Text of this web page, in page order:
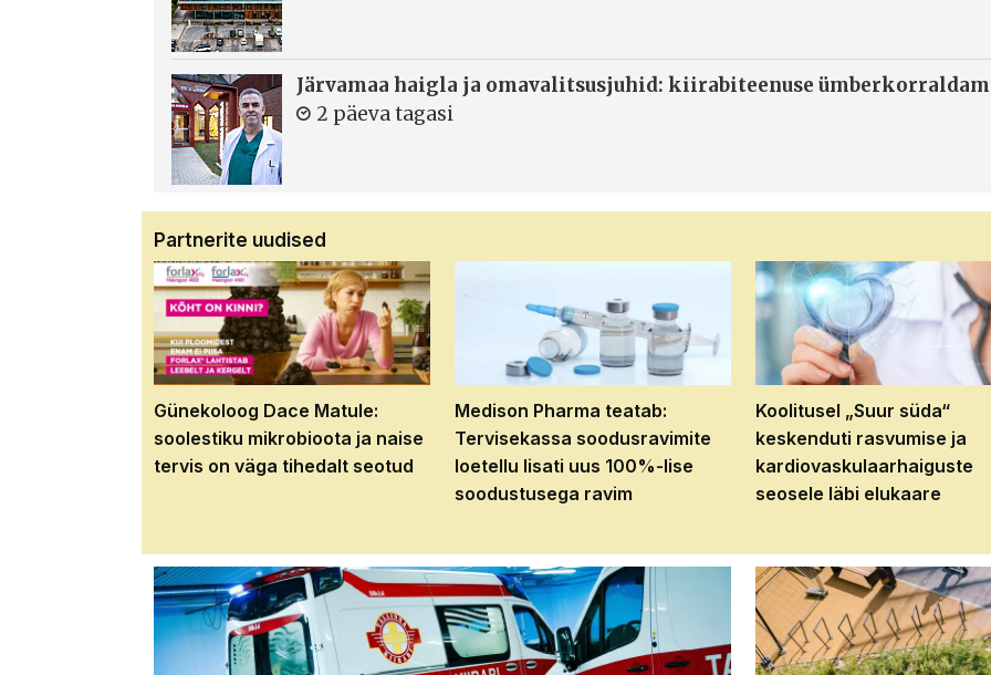
Järvamaa haigla ja omavalitsusjuhid: kiirabiteenuse
2 päeva tagasi
Partnerite uudised
Günekoloog Dace Matule:
soolestiku mikrobioota ja naise
tervis on väga tihedalt seotud
Medison Pharma teatab:
Tervisekassa soodusravimite
loetellu lisati uus 100%-lise
soodustusega ravim
Koolitusel „Suur süda“
keskenduti rasvumise ja
kardiovaskulaarhaiguste
seosele läbi elukaare